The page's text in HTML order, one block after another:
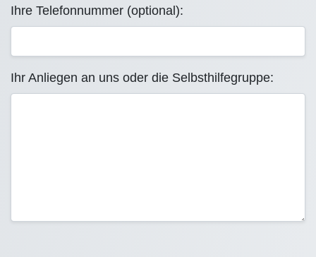
Ihre Telefonnummer (optional):
Ihr Anliegen an uns oder die Selbsthilfegruppe: